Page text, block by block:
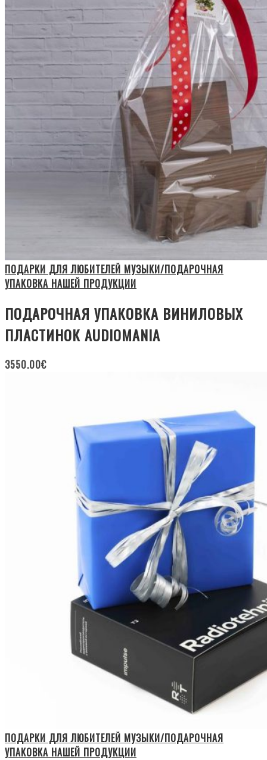
ПОДАРКИ ДЛЯ ЛЮБИТЕЛЕЙ МУЗЫКИ/ПОДАРОЧНАЯ
УПАКОВКА НАШЕЙ ПРОДУКЦИИ
ПОДАРОЧНАЯ УПАКОВКА ВИНИЛОВЫХ
ПЛАСТИНОК AUDIOMANIA
3550.00€
ПОДАРКИ ДЛЯ ЛЮБИТЕЛЕЙ МУЗЫКИ/ПОДАРОЧНАЯ
УПАКОВКА НАШЕЙ ПРОДУКЦИИ